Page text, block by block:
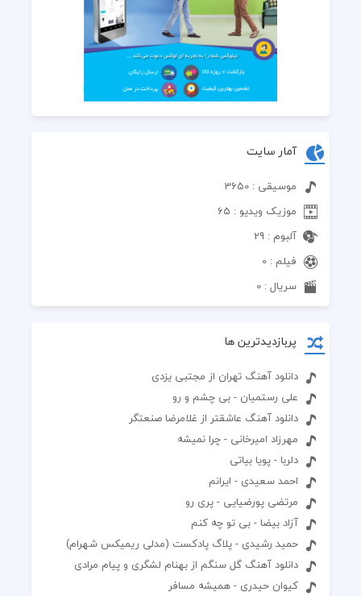
آمار سایت
موسیقی : 3650
موزیک ویدیو : 65
آلبوم : 29
فیلم : 0
سریال : 0
پربازدیدترین ها
دانلود آهنگ تهران از مجتبی یزدی
علی رستمیان - بی چشم و رو
دانلود آهنگ عاشقتر از غلامرضا صنعتگر
مهرزاد امیرخانی - چرا نمیشه
دلربا - پویا بیاتی
احمد سعیدی - ایرانم
مرتضی پورضیایی - پری رو
آزاد بیضا - بی تو چه کنم
حمید رشیدی - پلاگ پادکست (مدلی ریمیکس شهرام)
دانلود آهنگ گل سنگم از بهنام لشگری و پیام مرادی
کیوان حیدری - همیشه مسافر